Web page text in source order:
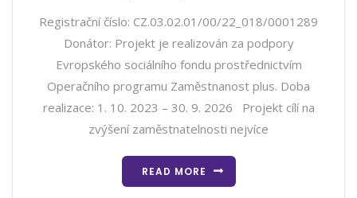
Registrační číslo: CZ.03.02.01/00/22_018/0001289
Donátor: Projekt je realizován za podpory
Evropského sociálního fondu prostřednictvím
Operačního programu Zaměstnanost plus. Doba
realizace: 1. 10. 2023 – 30. 9. 2026 Projekt cílí na
zvýšení zaměstnatelnosti nejvíce
READ MORE